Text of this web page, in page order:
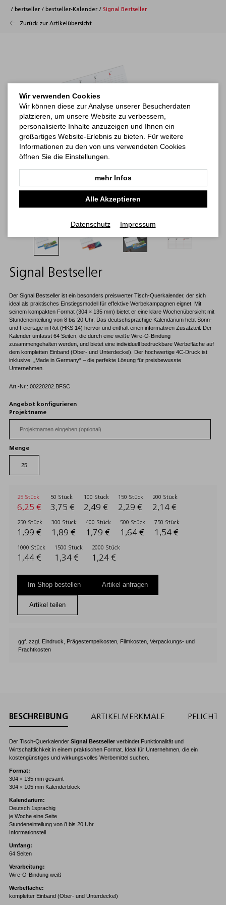
/ bestseller / bestseller-Kalender / Signal Bestseller
Zurück zur Artikelübersicht
Signal Bestseller
Der Signal Bestseller ist ein besonders preiswerter Tisch-Querkalender, der sich
ideal als praktisches Einstiegsmodell für effektive Werbekampagnen eignet. Mit
seinem kompakten Format (304 × 135 mm) bietet er eine klare Wochenübersicht mit
Stundeneinteilung von 8 bis 20 Uhr. Das deutschsprachige Kalendarium hebt Sonn-
und Feiertage in Rot (HKS 14) hervor und enthält einen informativen Zusatzteil. Der
Kalender umfasst 64 Seiten, die durch eine weiße Wire-O-Bindung
zusammengehalten werden, und bietet eine individuell bedruckbare Werbefläche auf
dem kompletten Einband (Ober- und Unterdeckel). Der hochwertige 4C-Druck ist
inklusive. „Made in Germany“ – die perfekte Lösung für preisbewusste
Unternehmen.
Art.-Nr.: 00220202.BFSC
Angebot konfigurieren
Projektname
Menge
25 Stück
6,25 €
50 Stück
3,75 €
100 Stück
2,49 €
150 Stück
2,29 €
200 Stück
2,14 €
250 Stück
1,99 €
300 Stück
1,89 €
400 Stück
1,79 €
500 Stück
1,64 €
750 Stück
1,54 €
1000 Stück
1,44 €
1500 Stück
1,34 €
2000 Stück
1,24 €
Im Shop bestellen Artikel anfragen
Artikel teilen
ggf. zzgl. Eindruck, Prägestempelkosten, Filmkosten, Verpackungs- und
Frachtkosten
BESCHREIBUNG ARTIKELMERKMALE
Der Tisch-Querkalender Signal Bestseller verbindet Funktionalität und
Wirtschaftlichkeit in einem praktischen Format. Ideal für Unternehmen, die ein
kostengünstiges und wirkungsvolles Werbemittel suchen.
Format:
304 × 135 mm gesamt
304 × 105 mm Kalenderblock
Kalendarium:
Deutsch 1sprachig
je Woche eine Seite
Stundeneinteilung von 8 bis 20 Uhr
Informationsteil
Umfang:
64 Seiten
Verarbeitung:
Wire-O-Bindung weiß
Werbefläche:
kompletter Einband (Ober- und Unterdeckel)
Wir verwenden Cookies
Wir können diese zur Analyse unserer Besucherdaten
platzieren, um unsere Website zu verbessern,
personalisierte Inhalte anzuzeigen und Ihnen ein
großartiges Website-Erlebnis zu bieten. Für weitere
Informationen zu den von uns verwendeten Cookies
öffnen Sie die Einstellungen.
mehr Infos
Alle Akzeptieren
Datenschutz Impressum